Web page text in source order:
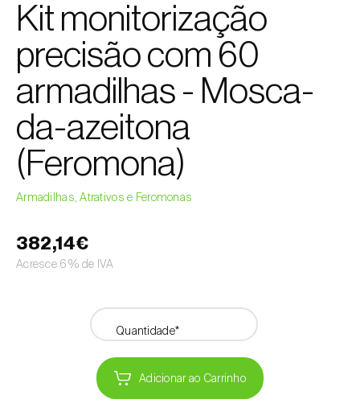
Kit monitorização
precisão com 60
armadilhas - Mosca-
da-azeitona
(Feromona)
Armadilhas, Atrativos e Feromonas
382,14€
Acresce 6% de IVA
Quantidade*
Adicionar ao Carrinho